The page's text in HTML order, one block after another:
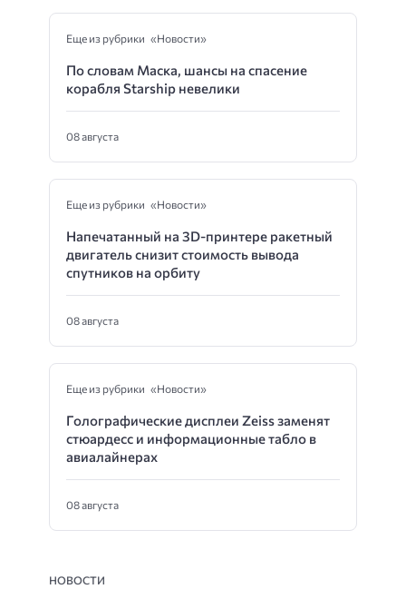
Еще из рубрики «Новости»
По словам Маска, шансы на спасение
корабля Starship невелики
08 августа
Еще из рубрики «Новости»
Напечатанный на 3D-принтере ракетный
двигатель снизит стоимость вывода
спутников на орбиту
08 августа
Еще из рубрики «Новости»
Голографические дисплеи Zeiss заменят
стюардесс и информационные табло в
авиалайнерах
08 августа
НОВОСТИ